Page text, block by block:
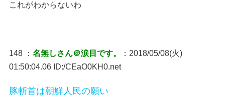
これがわからないわ
148 ： 名無しさん＠涙目です。
：2018/05/08(火)
01:50:04.06 ID:/CEaO0KH0.net
豚斬首は朝鮮人民の願い